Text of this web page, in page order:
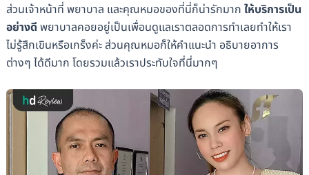
ส่วนเจ้าหน้าที่ พยาบาล และคุณหมอของที่นี่ก็น่ารักมาก ให้บริการเป็น
อย่างดี พยาบาลคอยอยู่เป็นเพื่อนดูแลเราตลอดการทำเลยทำให้เรา
ไม่รู้สึกเขินหรือเกร็งค่ะ ส่วนคุณหมอก็ให้คำแนะนำ อธิบายอาการ
ต่างๆ ได้ดีมาก โดยรวมแล้วเราประทับใจที่นี่มากๆ